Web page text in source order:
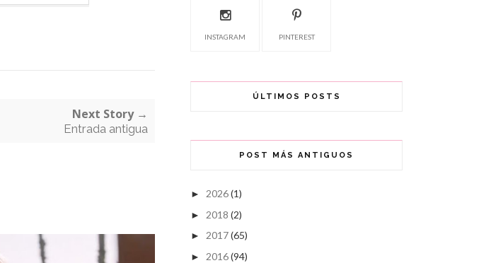
Next Story →
Entrada antigua
INSTAGRAM PINTEREST
ÚLTIMOS POSTS
POST MÁS ANTIGUOS
► 2026(1)
► 2018 (2)
► 2017(65)
► 2016(94)